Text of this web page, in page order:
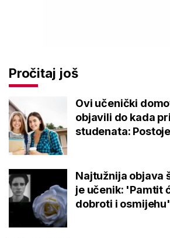
Pročitaj još
Ovi učenički
objavili do kada
studenata:
Najtužnija objava
je učenik: 'Pamtit
dobroti i osmijehu'